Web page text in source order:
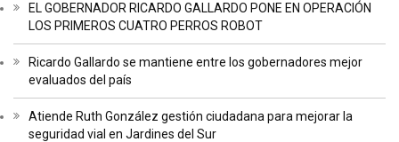
EL GOBERNADOR RICARDO GALLARDO PONE EN OPERACIÓN
LOS PRIMEROS CUATRO PERROS ROBOT
Ricardo Gallardo se mantiene entre los gobernadores mejor
evaluados del país
Atiende Ruth González gestión ciudadana para mejorar la
seguridad vial en Jardines del Sur